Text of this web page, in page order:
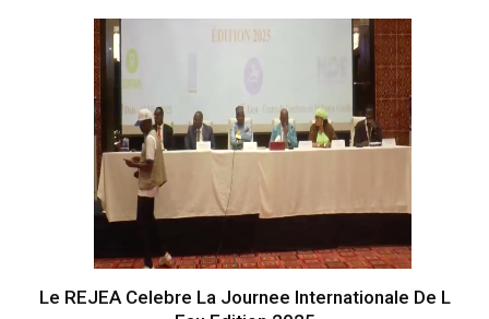
Le REJEA Celebre La Journee Internationale De L